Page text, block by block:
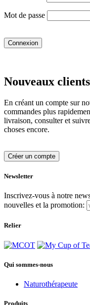
Mot de passe
Connexion
Nouveaux clients
En créant un compte sur
commandes plus
livraison, consulter et
choses encore.
Créer un compte
Newsletter
Inscrivez-vous à notre
nouvelles et la promotion:
Relier
Qui sommes-nous
Naturothérapeute
Produits